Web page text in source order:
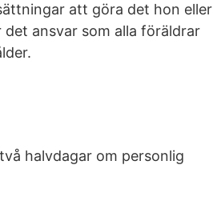
att göra det hon eller
ansvar som alla föräldrar
halvdagar om personlig